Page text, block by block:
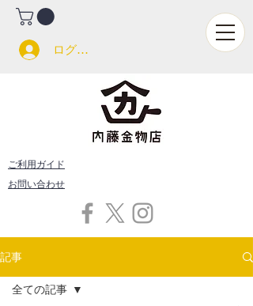
ログイン
ご利用ガイド
お問い合わせ
記事
全ての記事